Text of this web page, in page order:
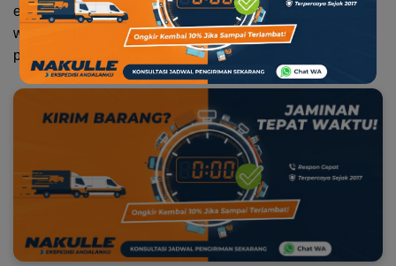
efisien. Faktor keamanan, harga, kecepatan, cakupan
wilayah, dan kemudahan proses pemesanan menjadi
pertimbangan utama.